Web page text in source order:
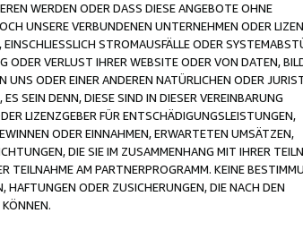
WERDEN ODER DASS DIESE ANGEBOTE OHNE
UNSERE VERBUNDENEN UNTERNEHMEN ODER
STROMAUSFÄLLE ODER
ODER VERLUST IHRER WEBSITE ODER VON DATEN,
ODER EINER ANDEREN NATÜRLICHEN ODER
SEIN DENN, DIESE SIND IN DIESER VEREINBARUNG
LIZENZGEBER FÜR ENTSCHÄDIGUNGSLEISTUNGEN,
ODER EINNAHMEN, ERWARTETEN UMSÄTZEN,
DIE SIE IM ZUSAMMENHANG MIT IHRER
TEILNAHME AM PARTNERPROGRAMM. KEINE
HAFTUNGEN ODER ZUSICHERUNGEN, DIE NACH DEN